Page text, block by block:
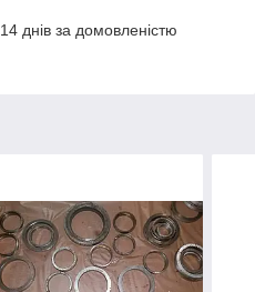
днів за домовленістю